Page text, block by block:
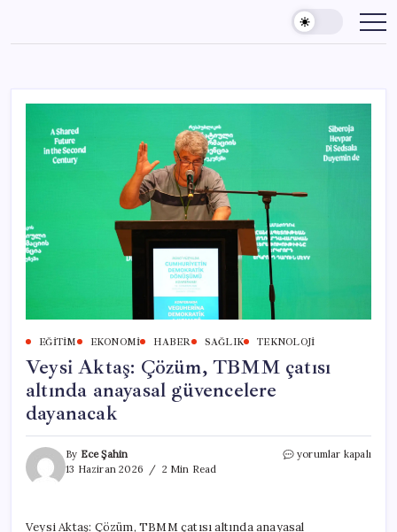
content
EĞITIM EKONOMI HABER SAĞLIK TEKNOLOJI
Veysi Aktaş: Çözüm, TBMM çatısı
altında anayasal güvencelere
dayanacak
By Ece Şahin
13 Haziran 2026
2 Min Read
Veysi
altında
yorumlar kapalı
Veysi Aktaş: Çözüm, TBMM çatısı altında anayasal